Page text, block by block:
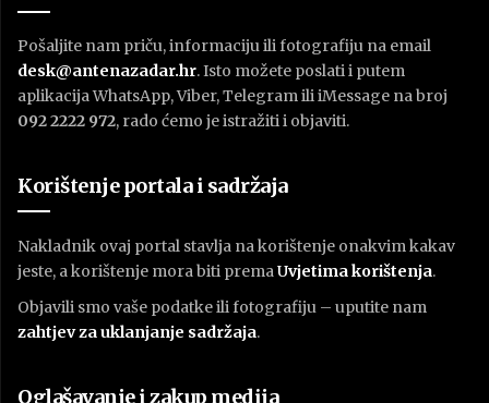
Pošaljite nam priču, informaciju ili fotografiju na email
desk@antenazadar.hr. Isto možete poslati i putem
aplikacija WhatsApp, Viber, Telegram ili iMessage na broj
092 2222 972, rado ćemo je istražiti i objaviti.
Korištenje portala i sadržaja
Nakladnik ovaj portal stavlja na korištenje onakvim kakav
jeste, a korištenje mora biti premaUvjetima korištenja.
Objavili smo vaše podatke ili fotografiju – uputite nam
zahtjev za uklanjanje sadržaja.
Oglašavanje i zakup medija